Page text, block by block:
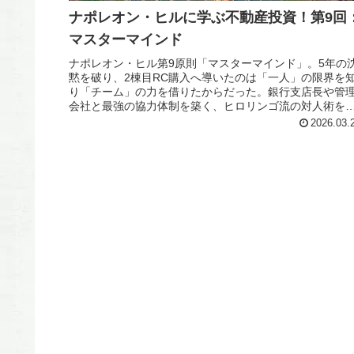
ナポレオン・ヒルに学ぶ不動産投資！第9回
マスターマインド
ナポレオン・ヒル第9原則「マスターマインド」。5年の
黙を破り、2棟目RC購入へ導いたのは「一人」の限界を
り「チーム」の力を借りたからだった。銀行支店長や管
会社と最強の協力体制を築く、ヒロリンゴ流の対人術を公